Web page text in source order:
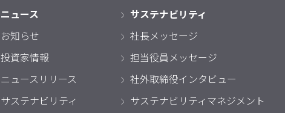
ニュース
お知らせ
投資家情報
ニュースリリース
サステナビリティ
サステナビリティ
社長メッセージ
担当役員メッセージ
社外取締役インタビュー
サステナビリティマネジメント